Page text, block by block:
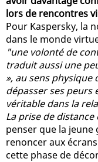
lors de rencontres
Pour Kaspersky, la
dans le monde
"une volonté de
traduit aussi une
», au sens
dépasser ses peurs
véritable dans la
La prise de
penser que la
renoncer aux
cette phase de